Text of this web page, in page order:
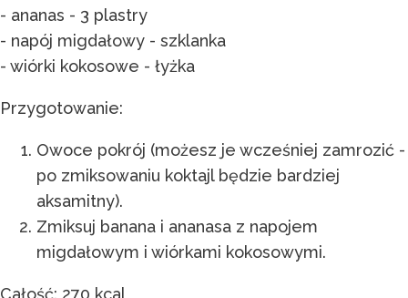
- ananas - 3 plastry
- napój migdałowy - szklanka
- wiórki kokosowe - łyżka
Przygotowanie:
Owoce pokrój (możesz je wcześniej zamrozić -
po zmiksowaniu koktajl będzie bardziej
aksamitny).
Zmiksuj banana i ananasa z napojem
migdałowym i wiórkami kokosowymi.
Całość: 270 kcal